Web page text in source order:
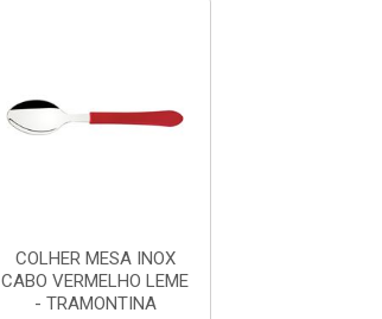
COLHER MESA INOX
CABO VERMELHO LEME
- TRAMONTINA